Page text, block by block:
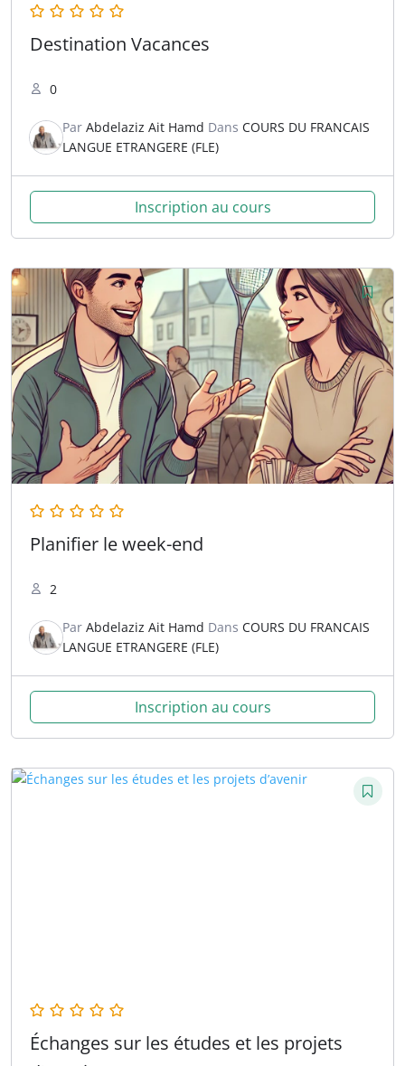
Destination Vacances
0
Par Abdelaziz Ait Hamd Dans COURS DU FRANCAIS
LANGUE ETRANGERE (FLE)
Inscription au cours
Planifier le week-end
2
Par Abdelaziz Ait Hamd Dans COURS DU FRANCAIS
LANGUE ETRANGERE (FLE)
Inscription au cours
Échanges sur les études et les projets